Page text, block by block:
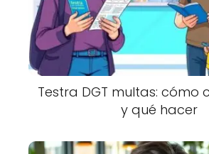
Testra DGT multas: cómo
y qué hacer